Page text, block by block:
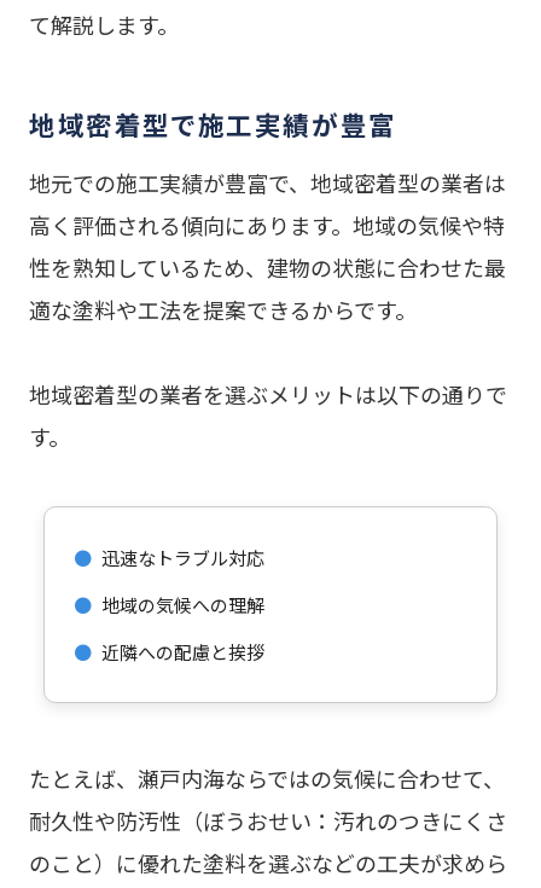
て解説します。
地域密着型で施工実績が豊富
地元での施工実績が豊富で、地域密着型の業者は
高く評価される傾向にあります。地域の気候や特
性を熟知しているため、建物の状態に合わせた最
適な塗料や工法を提案できるからです。
地域密着型の業者を選ぶメリットは以下の通りで
す。
● 迅速なトラブル対応
● 地域の気候への理解
● 近隣への配慮と挨拶
たとえば、瀬戸内海ならではの気候に合わせて、
耐久性や防汚性（ぼうおせい：汚れのつきにくさ
のこと）に優れた塗料を選ぶなどの工夫が求めら